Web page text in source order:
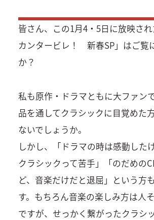
皆さん、この1月4・5日に放映さ
カンタービレ！ 新春SP」はご覧
か？
私も原作・ドラマともに大ファン
品を通してクラシックに目覚めた
ないでしょうか。
しかし、「ドラマの時は感動した
クラシックって苦手」「のだめの
ど、音楽だけだと退屈」という方
す。もちろん音楽の楽しみ方は人そ
ですが、せっかく繋がったクラシ